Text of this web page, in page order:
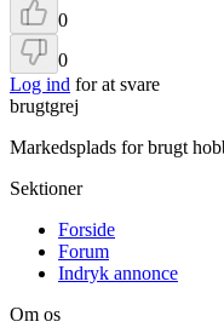
0
0
Log ind for at svare
brugtgrej
Markedsplads for brugt
Sektioner
Forside
Forum
Indryk annonce
Om os